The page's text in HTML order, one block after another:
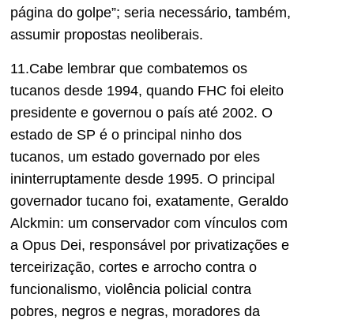
página do golpe”; seria necessário, também,
assumir propostas neoliberais.
11.Cabe lembrar que combatemos os
tucanos desde 1994, quando FHC foi eleito
presidente e governou o país até 2002. O
estado de SP é o principal ninho dos
tucanos, um estado governado por eles
ininterruptamente desde 1995. O principal
governador tucano foi, exatamente, Geraldo
Alckmin: um conservador com vínculos com
a Opus Dei, responsável por privatizações e
terceirização, cortes e arrocho contra o
funcionalismo, violência policial contra
pobres, negros e negras, moradores da